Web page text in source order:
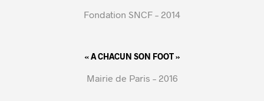
Fondation SNCF – 2014
« A CHACUN SON FOOT »
Mairie de Paris – 2016